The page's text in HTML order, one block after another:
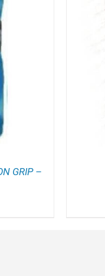
GRIP –